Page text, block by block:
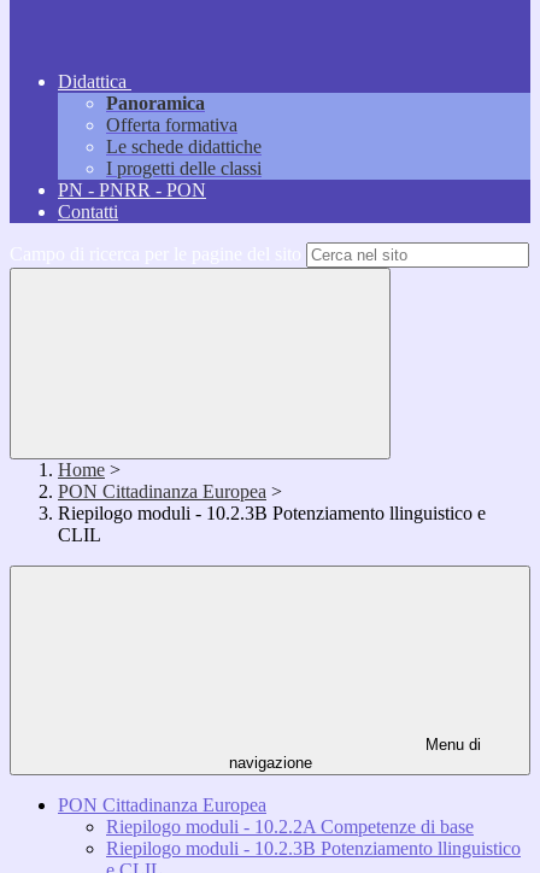
Didattica
Panoramica
Offerta formativa
Le schede didattiche
I progetti delle classi
PN - PNRR - PON
Contatti
Home >
PON Cittadinanza Europea >
Riepilogo moduli - 10.2.3B Potenziamento llinguistico e
CLIL
Menu di
navigazione
PON Cittadinanza Europea
Riepilogo moduli - 10.2.2A Competenze di base
Riepilogo moduli - 10.2.3B Potenziamento llinguistico